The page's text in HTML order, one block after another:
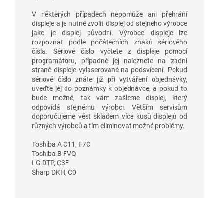
V některých případech nepomůže ani přehrání
displeje a je nutné zvolit displej od stejného výrobce
jako je displej původní. Výrobce displeje lze
rozpoznat podle počátečních znaků sériového
čísla. Sériové číslo vyčtete z displeje pomocí
programátoru, případně jej naleznete na zadní
straně displeje vylaserované na podsvícení. Pokud
sériové číslo znáte již při vytváření objednávky,
uveďte jej do poznámky k objednávce, a pokud to
bude možné, tak vám zašleme displej, který
odpovídá stejnému výrobci. Větším servisům
doporučujeme vést skladem více kusů displejů od
různých výrobců a tím eliminovat možné problémy.
Toshiba A C11, F7C
Toshiba B FVQ
LG DTP, C3F
Sharp DKH, C0